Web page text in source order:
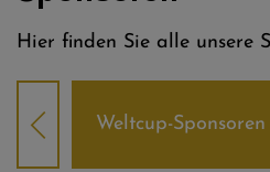
Hier finden Sie alle unsere
Weltcup-